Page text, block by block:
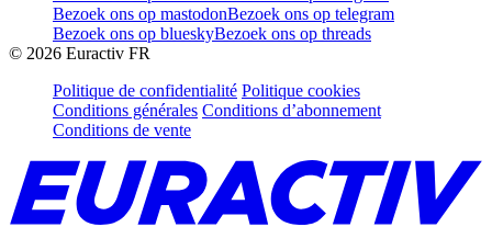
Bezoek ons op mastodonBezoek ons op telegram
Bezoek ons op blueskyBezoek ons op threads
© 2026 Euractiv FR
Politique de confidentialité Politique cookies
Conditions générales Conditions d’abonnement
Conditions de vente